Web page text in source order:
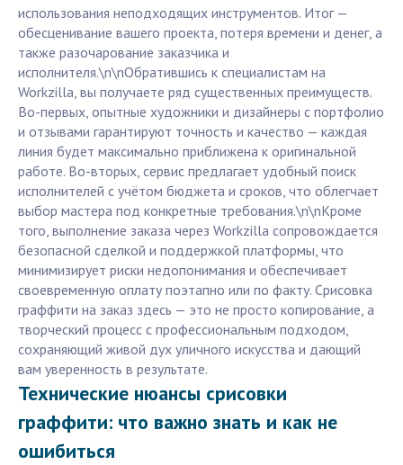
использования неподходящих инструментов. Итог —
обесценивание вашего проекта, потеря времени и денег, а
также разочарование заказчика и
исполнителя.\n\nОбратившись к специалистам на
Workzilla, вы получаете ряд существенных преимуществ.
Во-первых, опытные художники и дизайнеры с портфолио
и отзывами гарантируют точность и качество — каждая
линия будет максимально приближена к оригинальной
работе. Во-вторых, сервис предлагает удобный поиск
исполнителей с учётом бюджета и сроков, что облегчает
выбор мастера под конкретные требования.\n\nКроме
того, выполнение заказа через Workzilla сопровождается
безопасной сделкой и поддержкой платформы, что
минимизирует риски недопонимания и обеспечивает
своевременную оплату поэтапно или по факту. Срисовка
граффити на заказ здесь — это не просто копирование, а
творческий процесс с профессиональным подходом,
сохраняющий живой дух уличного искусства и дающий
вам уверенность в результате.
Технические нюансы срисовки
граффити: что важно знать и как не
ошибиться